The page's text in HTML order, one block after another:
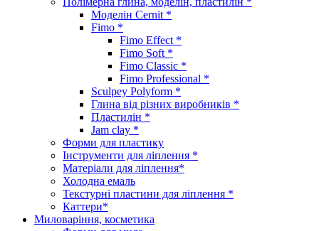
Моделін Cernit *
Fimo *
Fimo Effect *
Fimo Soft *
Fimo Classic *
Fimo Professional *
Sculpey Polyform *
Глина від різних виробників *
Пластилін *
Jam clay *
Форми для пластику
Інструменти для ліплення *
Матеріали для ліплення*
Холодна емаль
Текстурні пластини для ліплення *
Каттери*
Миловаріння, косметика